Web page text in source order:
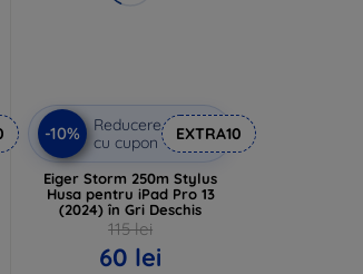
-10%
Reducere
cu cupon
EXTRA10
Eiger Storm 250m Stylus
Husa pentru iPad Pro 13
(2024) în Gri Deschis
115 lei
60 lei